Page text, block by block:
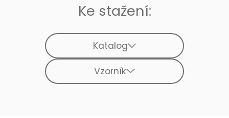
Ke stažení:
Katalog
Vzorník